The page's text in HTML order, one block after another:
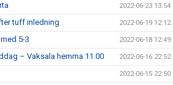
2022-06-23 13:54
tuff inledning 2022-06-19 12:12
5-3 2022-06-18 12:49
– Vaksala hemma 11.00 2022-06-16 22:52
2022-06-15 22:50